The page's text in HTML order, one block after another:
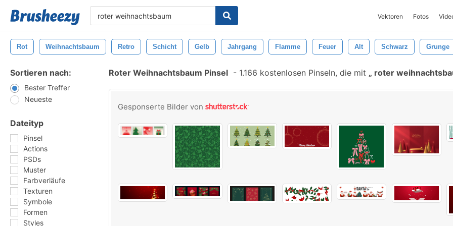
Vektoren Fotos
Rot Weihnachtsbaum Retro Schicht Gelb Jahrgang Flamme Feuer Alt Schwarz Grunge
Sortieren nach:
Bester Treffer
Neueste
Dateityp
Pinsel
Actions
PSDs
Muster
Farbverläufe
Texturen
Symbole
Formen
Styles
Roter Weihnachtsbaum Pinsel - 1.166 kostenlosen Pinseln, die mit roter
Gesponserte Bilder von